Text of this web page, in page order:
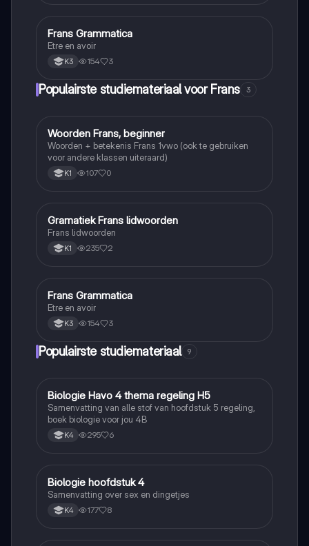
Frans
Frans Grammatica
Etre en avoir
K3 154 3
Populairste studiemateriaal voor Frans 3
Frans
Woorden Frans, beginner
Woorden + betekenis Frans 1vwo (ook te gebruiken
voor andere klassen uiteraard)
K1 107 0
Frans
Gramatiek Frans lidwoorden
Frans lidwoorden
K1 235 2
Frans
Frans Grammatica
Etre en avoir
K3 154 3
Populairste studiemateriaal 9
Biologie
Biologie Havo 4 thema regeling H5
Samenvatting van alle stof van hoofdstuk 5 regeling,
boek biologie voor jou 4B
K4 295 6
Biologie
Biologie hoofdstuk 4
Samenvatting over sex en dingetjes
K4 177 8